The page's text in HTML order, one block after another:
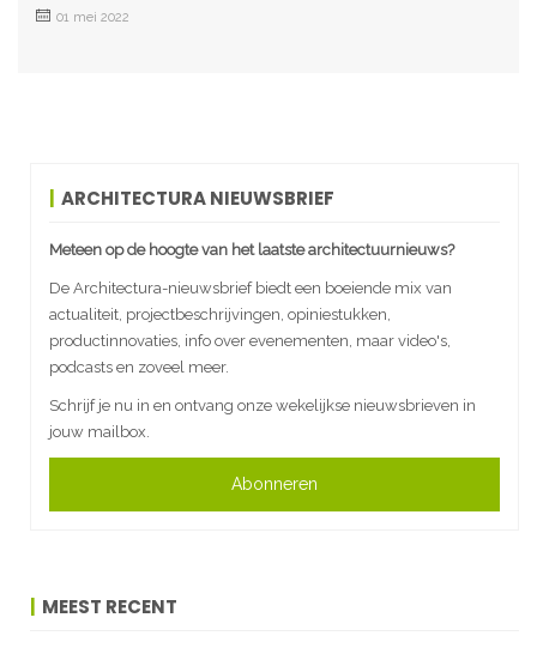
01 mei 2022
ARCHITECTURA NIEUWSBRIEF
Meteen op de hoogte van het laatste architectuurnieuws?
De Architectura-nieuwsbrief biedt een boeiende mix van
actualiteit, projectbeschrijvingen, opiniestukken,
productinnovaties, info over evenementen, maar video's,
podcasts en zoveel meer.
Schrijf je nu in en ontvang onze wekelijkse nieuwsbrieven in
jouw mailbox.
Abonneren
MEEST RECENT